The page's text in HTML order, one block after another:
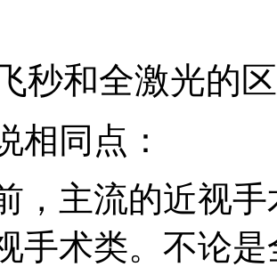
秒和全激光的
相同点：
主流的近视手
手术类。不论